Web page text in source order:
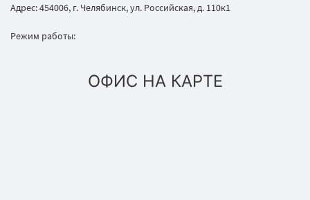
Адрес: 454006, г. Челябинск, ул. Российская, д. 110к1
Режим работы:
ОФИС НА КАРТЕ